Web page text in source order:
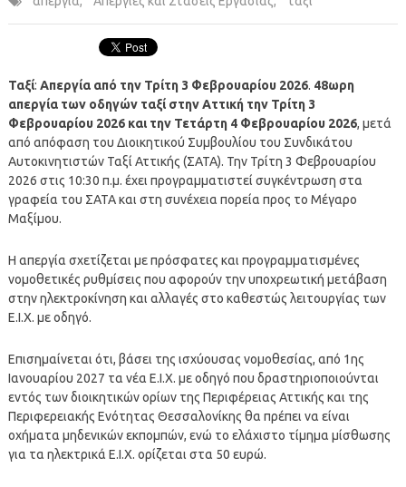
Ταξί: Απεργία από την Τρίτη 3 Φεβρουαρίου 2026. 48ωρη
απεργία των οδηγών ταξί στην Αττική την Τρίτη 3
Φεβρουαρίου 2026 και την Τετάρτη 4 Φεβρουαρίου 2026, μετά
από απόφαση του Διοικητικού Συμβουλίου του Συνδικάτου
Αυτοκινητιστών Ταξί Αττικής (ΣΑΤΑ). Την Τρίτη 3 Φεβρουαρίου
2026 στις 10:30 π.μ. έχει προγραμματιστεί συγκέντρωση στα
γραφεία του ΣΑΤΑ και στη συνέχεια πορεία προς το Μέγαρο
Μαξίμου.
Η απεργία σχετίζεται με πρόσφατες και προγραμματισμένες
νομοθετικές ρυθμίσεις που αφορούν την υποχρεωτική μετάβαση
στην ηλεκτροκίνηση και αλλαγές στο καθεστώς λειτουργίας των
Ε.Ι.Χ. με οδηγό.
Επισημαίνεται ότι, βάσει της ισχύουσας νομοθεσίας, από 1ης
Ιανουαρίου 2027 τα νέα Ε.Ι.Χ. με οδηγό που δραστηριοποιούνται
εντός των διοικητικών ορίων της Περιφέρειας Αττικής και της
Περιφερειακής Ενότητας Θεσσαλονίκης θα πρέπει να είναι
οχήματα μηδενικών εκπομπών, ενώ το ελάχιστο τίμημα μίσθωσης
για τα ηλεκτρικά Ε.Ι.Χ. ορίζεται στα 50 ευρώ.